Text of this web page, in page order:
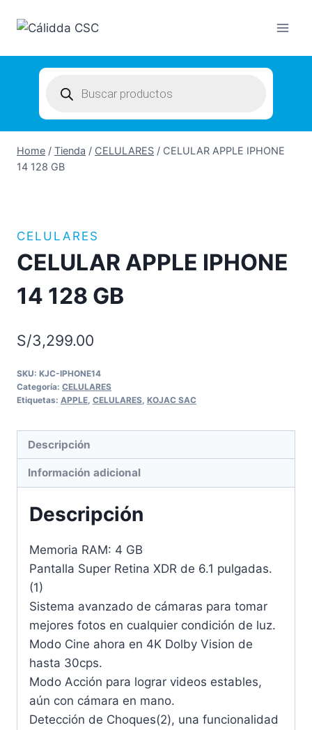
search
Home / Tienda / CELULARES / CELULAR APPLE IPHONE
14 128 GB
CELULARES
CELULAR APPLE IPHONE
14 128 GB
S/3,299.00
SKU: KJC-IPHONE14
Categoría: CELULARES
Etiquetas: APPLE CELULARES KOJAC SAC
Descripción
Información adicional
Descripción
Memoria RAM: 4 GB
Pantalla Super Retina XDR de 6.1 pulgadas.
(1)
Sistema avanzado de cámaras para tomar
mejores fotos en cualquier condición de luz.
Modo Cine ahora en 4K Dolby Vision de
hasta 30cps.
Modo Acción para lograr videos estables,
aún con cámara en mano.
Detección de Choques(2), una funcionalidad